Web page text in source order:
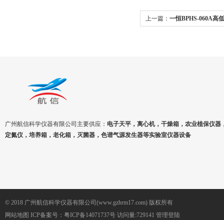
上一篇： 一恒BPHS-060A高
广州航信科学仪器有限公司主要供应： 电子天平，离心机，干燥箱，农业植保仪器
定氮仪，培养箱，老化箱，灭菌器，色谱气源发生器等实验室仪器设备
© 2018 广州航信科学仪器有限公司(www.gzhrm17.com) 版权所有
网站地图 ICP备案号： 粤ICP备14071737号 访问量:729141 管理登陆